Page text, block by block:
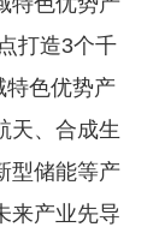
打造3个千
特色优势产
天、合成生
型储能等产
来产业先导